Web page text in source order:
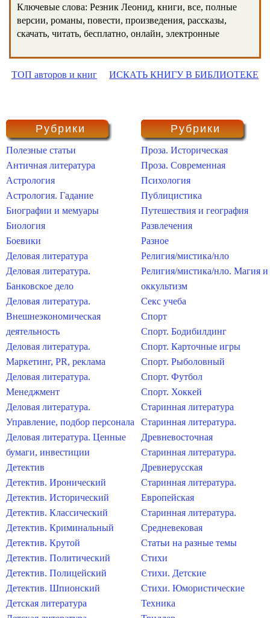
Ключевые слова: Резник Леонид, книги, все, полные
версии, романы, повести, произведения, рассказы,
скачать, читать, бесплатно, онлайн, электронные
ТОП авторов и книг ИСКАТЬ КНИГУ В БИБЛИОТЕКЕ
Рубрики
Полезные статьи
Античная литература
Астрология
Астрология. Гадание
Биографии и мемуары
Биология
Боевики
Деловая литература
Деловая литература.
Банковское дело
Деловая литература.
Внешнеэкономическая
деятельность
Деловая литература.
Маркетинг, PR, реклама
Деловая литература.
Менеджмент
Деловая литература.
Управление, подбор персонала
Деловая литература. Ценные
бумаги, инвестиции
Детектив
Детектив. Иронический
Детектив. Исторический
Детектив. Классический
Детектив. Криминальный
Детектив. Крутой
Детектив. Политический
Детектив. Полицейский
Детектив. Шпионский
Детская литература
Рубрики
Проза. Историческая
Проза. Современная
Психология
Публицистика
Путешествия и география
Развлечения
Разное
Религия/мистика/нло
Религия/мистика/нло. Магия и
оккультизм
Секс учеба
Спорт
Спорт. Бодибилдинг
Спорт. Карточные игры
Спорт. Рыболовный
Спорт. Футбол
Спорт. Хоккей
Старинная литература
Старинная литература.
Древневосточная
Старинная литература.
Древнерусская
Старинная литература.
Европейская
Старинная литература.
Средневековая
Статьи на разные темы
Стихи
Стихи. Детские
Стихи. Юмористические
Техника